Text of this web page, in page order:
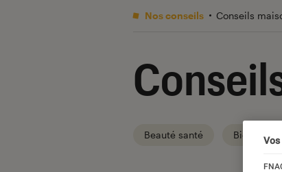
Nos conseils Conseils
Beauté santé Bien-être